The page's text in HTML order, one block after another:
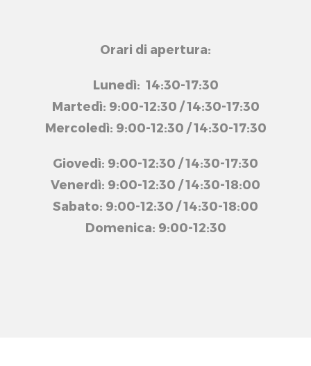
Orari di apertura:
Lunedì: 14:30-17:30
Martedì: 9:00-12:30 / 14:30-17:30
Mercoledì: 9:00-12:30 / 14:30-17:30
Giovedì: 9:00-12:30 / 14:30-17:30
Venerdì: 9:00-12:30 / 14:30-18:00
Sabato: 9:00-12:30 / 14:30-18:00
Domenica: 9:00-12:30